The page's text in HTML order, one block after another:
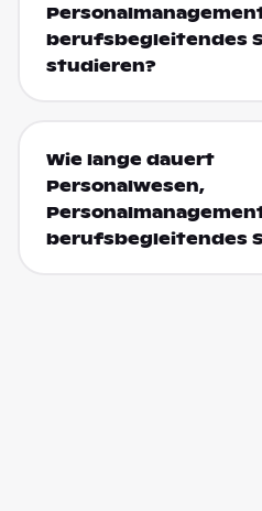
berufsbegleitendes
studieren?
Wie lange dauert
Personalwesen,
berufsbegleitendes